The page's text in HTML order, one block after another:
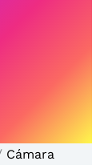
Cámara